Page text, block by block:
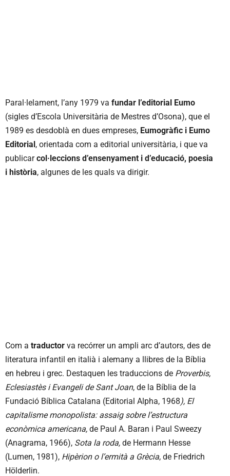
Paral·lelament, l’any 1979 va fundar l’editorial Eumo
(sigles d’Escola Universitària de Mestres d’Osona), que el
1989 es desdoblà en dues empreses, Eumogràfic i Eumo
Editorial, orientada com a editorial universitària, i que va
publicarcol·leccions d’ensenyament i d’educació, poesia
i història, algunes de les quals va dirigir.
Com a traductor va recórrer un ampli arc d’autors, des de
literatura infantil en italià i alemany a llibres de la Bíblia
en hebreu i grec. Destaquen les traduccions de Proverbis,
EclesiastèsiEvangeli de Sant Joan, de la Bíblia de la
Fundació Bíblica Catalana (Editorial Alpha, 1968), El
capitalisme monopolista: assaig sobre l’estructura
econòmica americana, de Paul A. Baran i Paul Sweezy
(Anagrama, 1966), Sota la roda, de Hermann Hesse
(Lumen, 1981), Hipèrion o l’ermità a Grècia, de Friedrich
Hölderlin.